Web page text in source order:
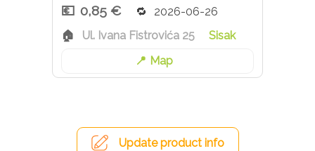
0,85 €
2026-06-26
Ul. Ivana Fistrovića 25
Sisak
Map
Update product info